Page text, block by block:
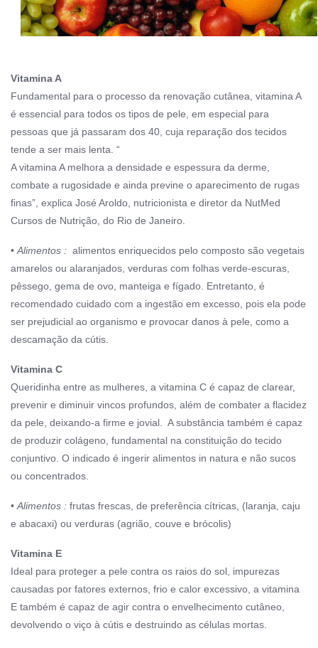
Vitamina A
Fundamental para o processo da renovação cutânea, vitamina A
é essencial para todos os tipos de pele, em especial para
pessoas que já passaram dos 40, cuja reparação dos tecidos
tende a ser mais lenta. “
A vitamina A melhora a densidade e espessura da derme,
combate a rugosidade e ainda previne o aparecimento de rugas
finas”, explica José Aroldo, nutricionista e diretor da NutMed
Cursos de Nutrição, do Rio de Janeiro.
•Alimentos : alimentos enriquecidos pelo composto são vegetais
amarelos ou alaranjados, verduras com folhas verde-escuras,
pêssego, gema de ovo, manteiga e fígado. Entretanto, é
recomendado cuidado com a ingestão em excesso, pois ela pode
ser prejudicial ao organismo e provocar danos à pele, como a
descamação da cútis.
Vitamina C
Queridinha entre as mulheres, a vitamina C é capaz de clarear,
prevenir e diminuir vincos profundos, além de combater a flacidez
da pele, deixando-a firme e jovial. A substância também é capaz
de produzir colágeno, fundamental na constituição do tecido
conjuntivo. O indicado é ingerir alimentos in natura e não sucos
ou concentrados.
•Alimentos : frutas frescas, de preferência cítricas, (laranja, caju
e abacaxi) ou verduras (agrião, couve e brócolis)
Vitamina E
Ideal para proteger a pele contra os raios do sol, impurezas
causadas por fatores externos, frio e calor excessivo, a vitamina
E também é capaz de agir contra o envelhecimento cutâneo,
devolvendo o viço à cútis e destruindo as células mortas.